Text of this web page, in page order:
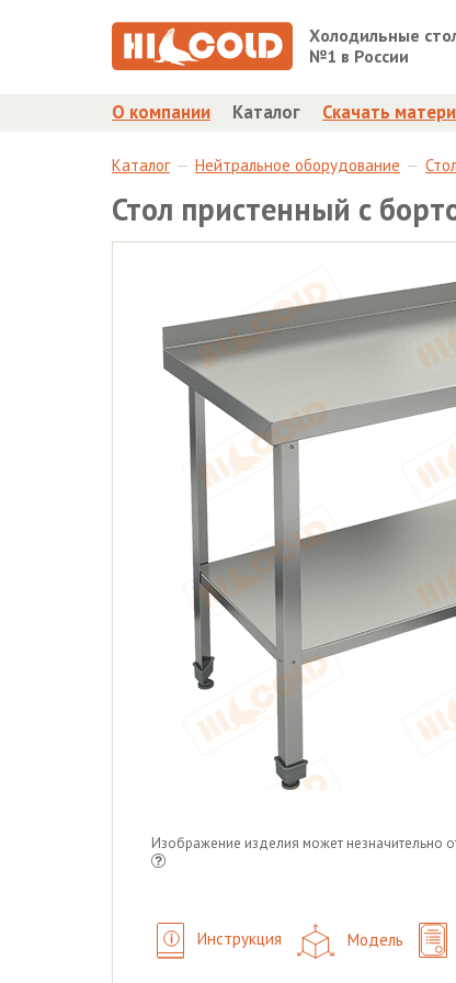
Холодильные
№1 в России
О компании Каталог Скачать
Каталог Нейтральное оборудование
Стол пристенный с
Изображение изделия может незначительно
Инструкция Модель